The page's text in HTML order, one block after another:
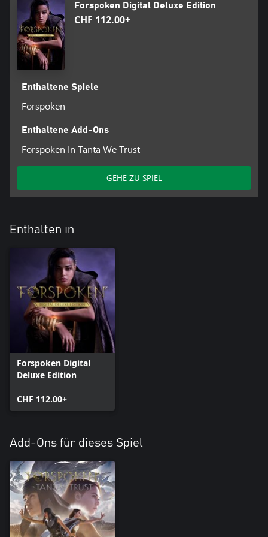
Forspoken Digital Deluxe Edition
CHF 112.00+
Enthaltene Spiele
Forspoken
Enthaltene Add-Ons
Forspoken In Tanta We Trust
GEHE ZU SPIEL
Enthalten in
Forspoken Digital
Deluxe Edition
CHF 112.00+
Add-Ons für dieses Spiel